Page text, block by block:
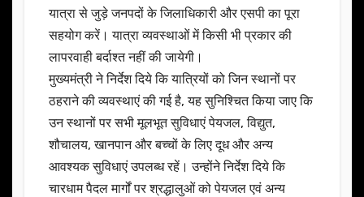
यात्रा से जुड़े जनपदों के जिलाधिकारी और एसपी का पूरा
सहयोग करें। यात्रा व्यवस्थाओं में किसी भी प्रकार की
लापरवाही बर्दाश्त नहीं की जायेगी।
मुख्यमंत्री ने निर्देश दिये कि यात्रियों को जिन स्थानों पर
ठहराने की व्यवस्थाएं की गई है, यह सुनिश्चित किया जाए कि
उन स्थानों पर सभी मूलभूत सुविधाएं पेयजल, विद्युत,
शौचालय, खानपान और बच्चों के लिए दूध और अन्य
आवश्यक सुविधाएं उपलब्ध रहें। उन्होंने निर्देश दिये कि
चारधाम पैदल मार्गों पर श्रद्धालुओं को पेयजल एवं अन्य